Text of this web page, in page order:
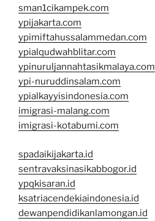
sman1cikampek.com
ypijakarta.com
ypimiftahussalammedan.com
ypialqudwahblitar.com
ypinuruljannahtasikmalaya.com
ypi-nuruddinsalam.com
ypialkayyisindonesia.com
imigrasi-malang.com
imigrasi-kotabumi.com
spadaikijakarta.id
sentravaksinasikabbogor.id
ypqkisaran.id
ksatriacendekiaindonesia.id
dewanpendidikanlamongan.id